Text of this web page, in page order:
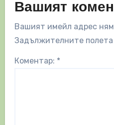
Вашият
Вашият имейл адрес
Задължителните полета
Коментар: *